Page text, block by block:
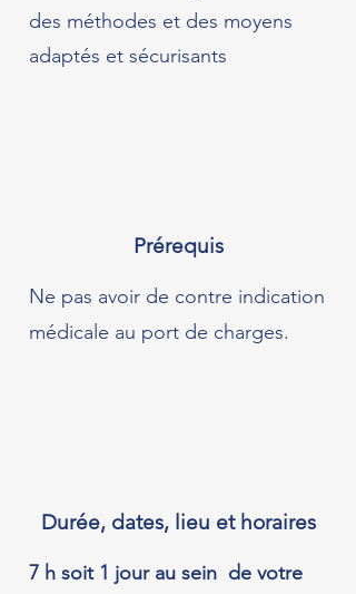
des méthodes et des moyens
adaptés et sécurisants
Prérequis
Ne pas avoir de contre indication
médicale au port de charges.
Durée, dates, lieu et horaires
7 h soit 1 jour au sein de votre